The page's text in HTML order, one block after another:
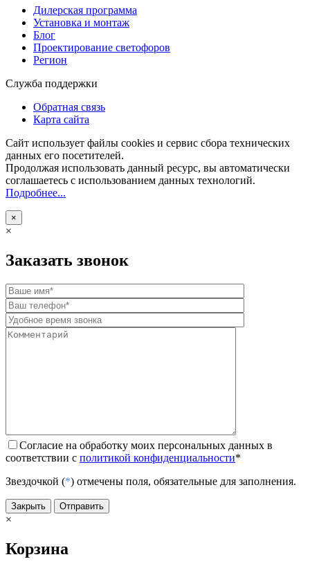
Дилерская программа
Установка и монтаж
Блог
Проектирование светофоров
Регион
Служба поддержки
Обратная связь
Карта сайта
Сайт использует файлы cookies и сервис сбора технических
данных его посетителей.
Продолжая использовать данный ресурс, вы автоматически
соглашаетесь с использованием данных технологий.
Подробнее...
×
×
Заказать звонок
Согласие на обработку моих персональных данных в
соответствии с политикой конфиденциальности*
Звездочкой (*) отмечены поля, обязательные для заполнения.
Закрыть Отправить
×
Корзина